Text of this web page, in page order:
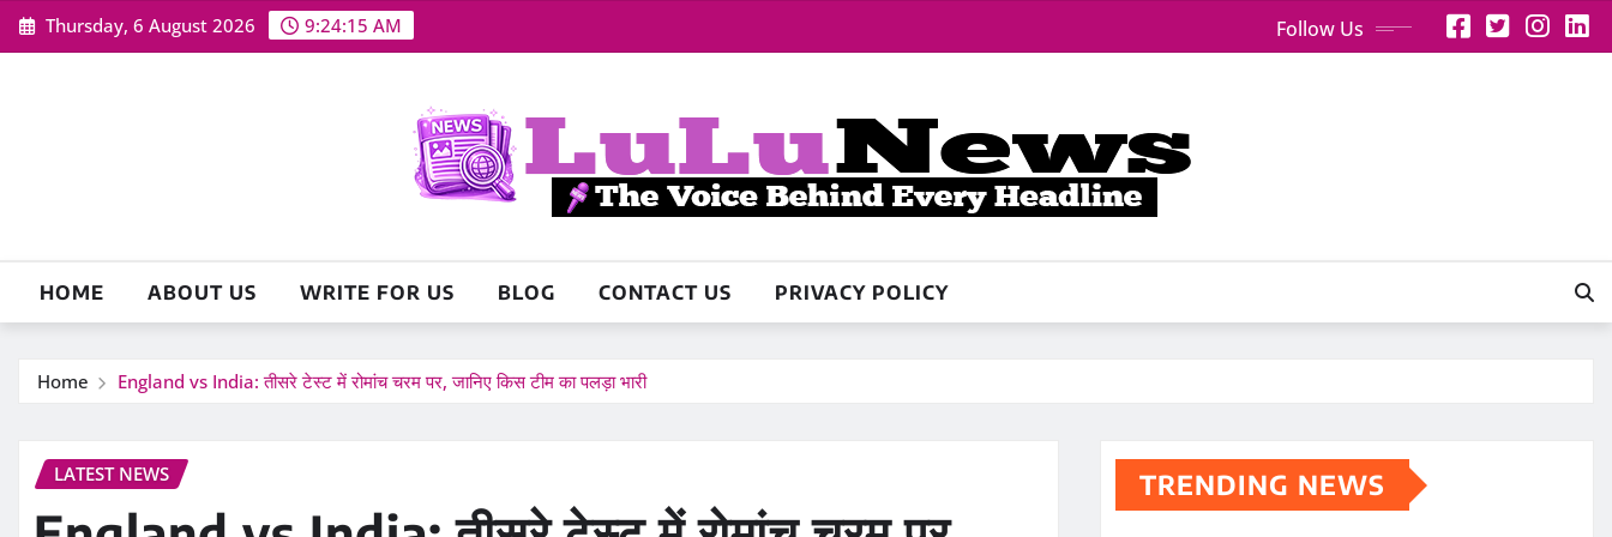
Skip
to
Thursday, 6 August 2026 9:24:16 AM Follow Us
HOME ABOUT US WRITE FOR US BLOG CONTACT US PRIVACY POLICY
Home England vs India: तीसरे टेस्ट में रोमांच चरम पर, जानिए किस टीम का पलड़ा भारी
LATEST NEWS TRENDING NEWS